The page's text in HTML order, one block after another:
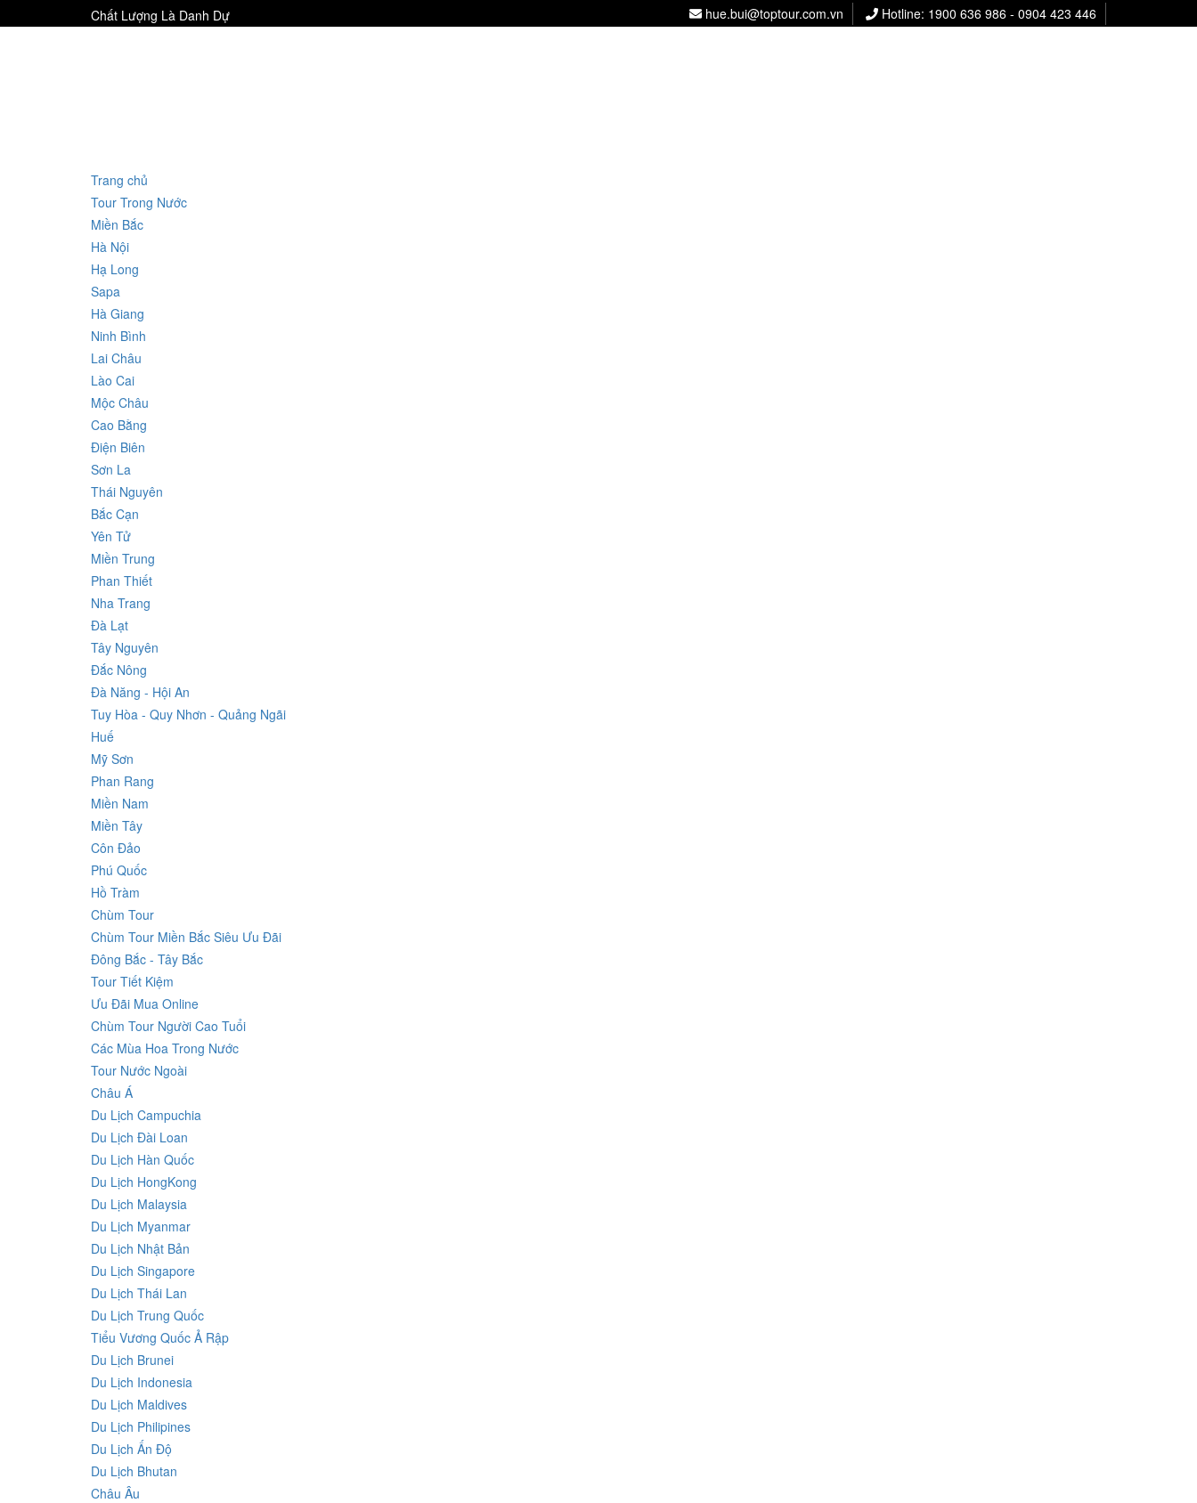
Chất Lượng Là Danh Dự hue.bui@toptour.com.vn Hotline: 1900 636 986 - 0904 423 446
Trang chủ
Tour Trong Nước
Miền Bắc
Hà Nội
Hạ Long
Sapa
Hà Giang
Ninh Bình
Lai Châu
Lào Cai
Mộc Châu
Cao Bằng
Điện Biên
Sơn La
Thái Nguyên
Bắc Cạn
Yên Tử
Miền Trung
Phan Thiết
Nha Trang
Đà Lạt
Tây Nguyên
Đắc Nông
Đà Năng - Hội An
Tuy Hòa - Quy Nhơn - Quảng Ngãi
Huế
Mỹ Sơn
Phan Rang
Miền Nam
Miền Tây
Côn Đảo
Phú Quốc
Hồ Tràm
Chùm Tour
Chùm Tour Miền Bắc Siêu Ưu Đãi
Đông Bắc - Tây Bắc
Tour Tiết Kiệm
Ưu Đãi Mua Online
Chùm Tour Người Cao Tuổi
Các Mùa Hoa Trong Nước
Tour Nước Ngoài
Châu Á
Du Lịch Campuchia
Du Lịch Đài Loan
Du Lịch Hàn Quốc
Du Lịch HongKong
Du Lịch Malaysia
Du Lịch Myanmar
Du Lịch Nhật Bản
Du Lịch Singapore
Du Lịch Thái Lan
Du Lịch Trung Quốc
Tiểu Vương Quốc Ả Rập
Du Lịch Brunei
Du Lịch Indonesia
Du Lịch Maldives
Du Lịch Philipines
Du Lịch Ấn Độ
Du Lịch Bhutan
Châu Âu